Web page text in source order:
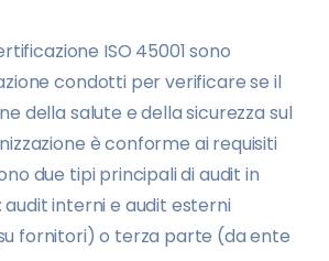
ISO 45001 sono
condotti per verificare se il
della salute e della sicurezza sul
è conforme ai requisiti
due tipi principali di audit in
interni e audit esterni
fornitori) o terza parte (da ente